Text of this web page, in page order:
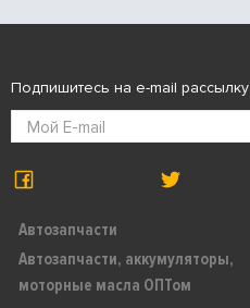
Автозапчасти
Автозапчасти, аккумуляторы,
моторные масла ОПТом
Подпишитесь на e-mail рассылку